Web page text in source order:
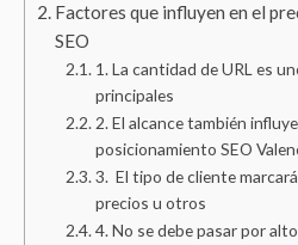
Factores que influyen en el
SEO
1. La cantidad de URL es
principales
2. El alcance también
posicionamiento SEO
3. El tipo de cliente
precios u otros
4. No se debe pasar por